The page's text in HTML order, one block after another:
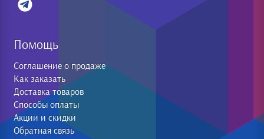
Помощь
Соглашение о продаже
Как заказать
Доставка товаров
Способы оплаты
Акции и скидки
Обратная связь